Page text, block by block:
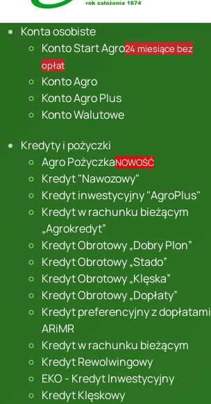
Konta osobiste
Konto Start Agro24 miesiące bez
opłat
Konto Agro
Konto Agro Plus
Konto Walutowe
Kredyty i pożyczki
Agro PożyczkaNOWOŚĆ
Kredyt "Nawozowy"
Kredyt inwestycyjny "AgroPlus"
Kredyt w rachunku bieżącym
„Agrokredyt”
Kredyt Obrotowy „Dobry Plon”
Kredyt Obrotowy „Stado”
Kredyt Obrotowy „Klęska”
Kredyt Obrotowy „Dopłaty”
Kredyt preferencyjny z dopłatami
ARiMR
Kredyt w rachunku bieżącym
Kredyt Rewolwingowy
EKO - Kredyt Inwestycyjny
Kredyt Klęskowy